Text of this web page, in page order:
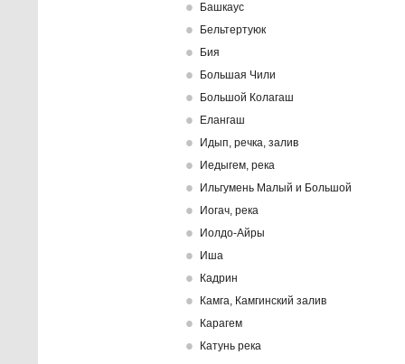
Башкаус
Бельтертуюк
Бия
Большая Чили
Большой Колагаш
Елангаш
Идып, речка, залив
Иедыгем, река
Ильгумень Малый и Большой
Иогач, река
Иолдо-Айры
Иша
Кадрин
Камга, Камгинский залив
Карагем
Катунь река